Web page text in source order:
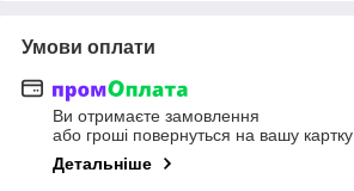
Умови оплати
Ви отримаєте замовлення
або гроші повернуться на вашу картку
Детальніше